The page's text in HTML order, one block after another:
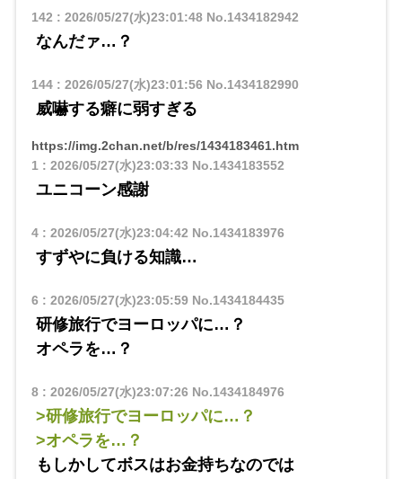
142 : 2026/05/27(水)23:01:48No.1434182942
なんだァ…？
144: 2026/05/27(水)23:01:56 No.1434182990
威嚇する癖に弱すぎる
https://img.2chan.net/b/res/1434183461.htm
1 : 2026/05/27(水)23:03:33 No.1434183552
ユニコーン感謝
4: 2026/05/27(水)23:04:42 No.1434183976
すずやに負ける知識…
6 : 2026/05/27(水)23:05:59No.1434184435
研修旅行でヨーロッパに…？
オペラを…？
8: 2026/05/27(水)23:07:26 No.1434184976
>研修旅行でヨーロッパに…？
>オペラを…？
もしかしてボスはお金持ちなのでは